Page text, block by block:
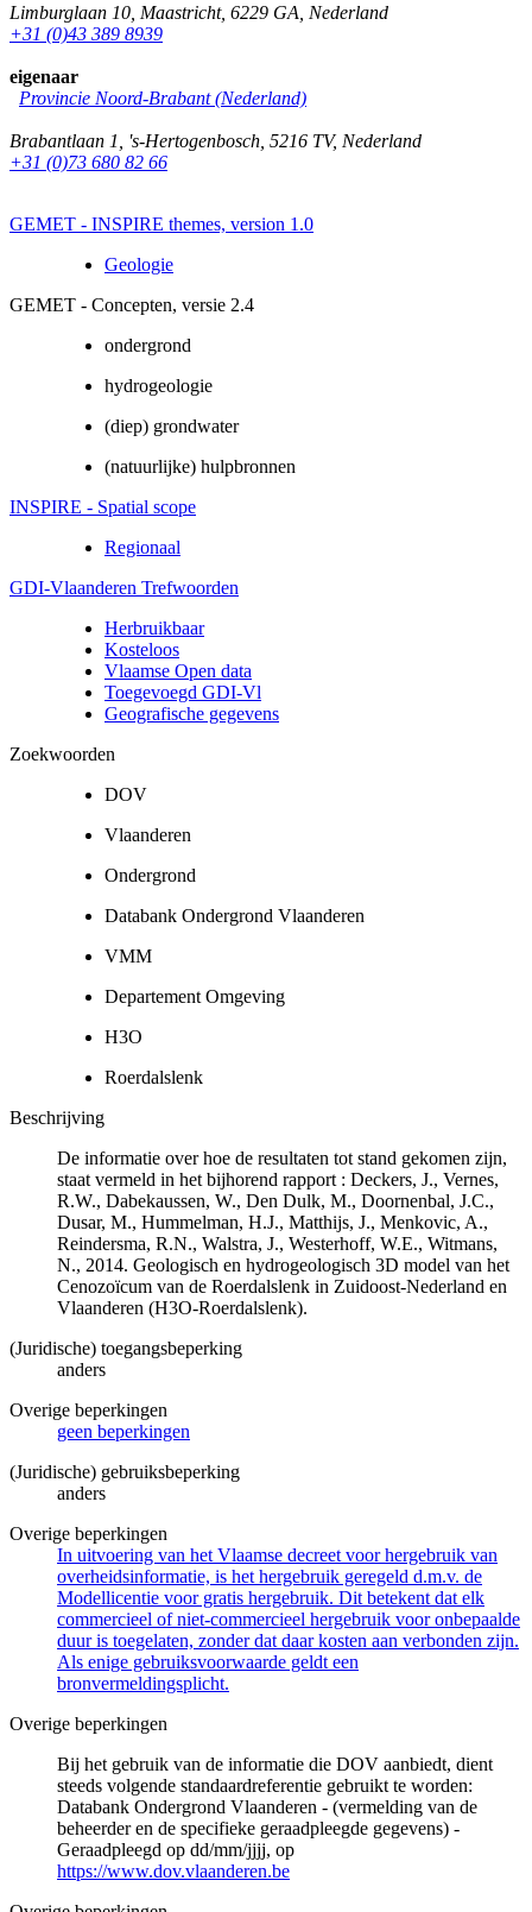
Limburglaan 10 Maastricht, 6229 GA Nederland
+31 (0)43 389 8939
eigenaar
Provincie Noord-Brabant (Nederland)
Brabantlaan 1 's-Hertogenbosch 5216 TV, Nederland
+31 (0)73 680 82 66
GEMET - INSPIRE themes, version 1.0
Geologie
GEMET - Concepten, versie 2.4
ondergrond
hydrogeologie
(diep) grondwater
(natuurlijke) hulpbronnen
INSPIRE - Spatial scope
Regionaal
GDI-Vlaanderen Trefwoorden
Herbruikbaar
Kosteloos
Vlaamse Open data
Toegevoegd GDI-Vl
Geografische gegevens
Zoekwoorden
DOV
Vlaanderen
Ondergrond
Databank Ondergrond Vlaanderen
VMM
Departement Omgeving
H3O
Roerdalslenk
Beschrijving
De informatie over hoe de resultaten tot stand gekomen zijn,
staat vermeld in het bijhorend rapport : Deckers, J., Vernes,
R.W., Dabekaussen, W., Den Dulk, M., Doornenbal, J.C.,
Dusar, M., Hummelman, H.J., Matthijs, J., Menkovic, A.,
Reindersma, R.N., Walstra, J., Westerhoff, W.E., Witmans,
N., 2014. Geologisch en hydrogeologisch 3D model van het
Cenozoïcum van de Roerdalslenk in Zuidoost-Nederland en
Vlaanderen (H3O-Roerdalslenk).
(Juridische) toegangsbeperking
anders
Overige beperkingen
geen beperkingen
(Juridische) gebruiksbeperking
anders
Overige beperkingen
In uitvoering van het Vlaamse decreet voor hergebruik van
overheidsinformatie, is het hergebruik geregeld d.m.v. de
Modellicentie voor gratis hergebruik. Dit betekent dat elk
commercieel of niet-commercieel hergebruik voor onbepaalde
duur is toegelaten, zonder dat daar kosten aan verbonden zijn.
Als enige gebruiksvoorwaarde geldt een
bronvermeldingsplicht.
Overige beperkingen
Bij het gebruik van de informatie die DOV aanbiedt, dient
steeds volgende standaardreferentie gebruikt te worden:
Databank Ondergrond Vlaanderen - (vermelding van de
beheerder en de specifieke geraadpleegde gegevens) -
Geraadpleegd op dd/mm/jjjj, op
https://www.dov.vlaanderen.be